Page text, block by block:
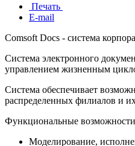
Печать
E-mail
Comsoft Docs - система
Система электронного
управлением жизненным
Система обеспечивает
распределенных филиалов и
Функциональные
Моделирование,